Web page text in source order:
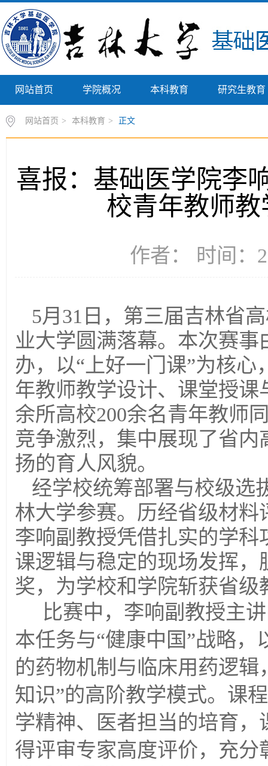
网站首页 学院概况 本科教育 研究生教育
网站首页 > 本科教育 > 正文
喜报：基础医学院李
校青年教师
作者： 时间：
5月31日，第三届吉林省
业大学圆满落幕。本次赛
办，以“上好一门课”为核
年教师教学设计、课堂授
余所高校200余名青年教师
竞争激烈，集中展现了省
扬的育人风貌。
经学校统筹部署与校级选
林大学参赛。历经省级材
李响副教授凭借扎实的学
课逻辑与稳定的现场发挥
奖，为学校和学院斩获省级
比赛中，李响副教授主
本任务与“健康中国”战略
的药物机制与临床用药逻
知识”的高阶教学模式。课
学精神、医者担当的培育
得评审专家高度评价，充